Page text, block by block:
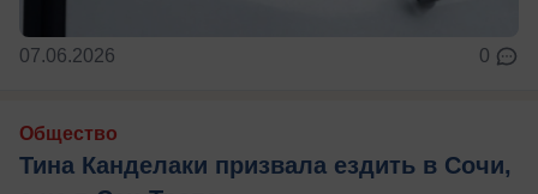
07.06.2026 0
Общество
Тина Канделаки призвала ездить в Сочи,